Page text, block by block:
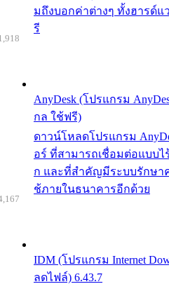
มถึงบอกค่าต่างๆ ทั้งฮารด์แ
รี
AnyDesk (โปรแกรม
กล ใช้ฟรี)
ดาวน์โหลดโปรแกรม
อร์ ที่สามารถเชื่อมต่อแบบ
ก และที่สำคัญมีระบบรักษา
ช้ภายในธนาคารอีกด้วย
IDM (โปรแกรม Internet
ลดไฟล์) 6.43.7